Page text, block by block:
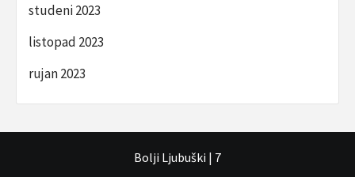
studeni 2023
listopad 2023
rujan 2023
Bolji Ljubuški | 7